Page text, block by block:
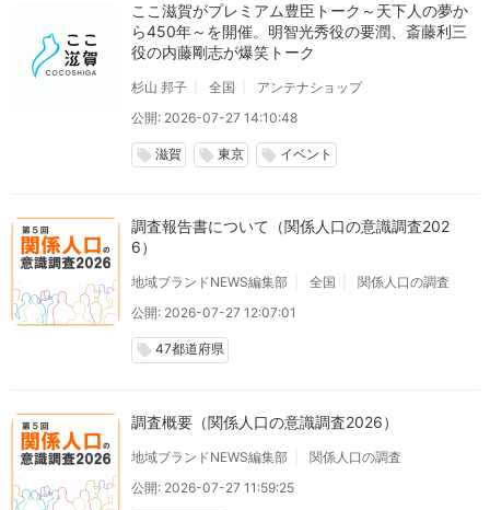
ここ滋賀がプレミアム豊臣トーク～天下人の夢か
ら450年～を開催。明智光秀役の要潤、斎藤利三
役の内藤剛志が爆笑トーク
杉山 邦子 全国
アンテナショップ
公開: 2026-07-27 14:10:48
local_offer 滋賀 local_offer 東京 local_offer イベント
調査報告書について（関係人口の意識調査202
6）
地域ブランドNEWS編集部 全国
関係人口の調査
公開: 2026-07-27 12:07:01
local_offer 47都道府県
調査概要（関係人口の意識調査2026）
地域ブランドNEWS編集部
関係人口の調査
公開: 2026-07-27 11:59:25